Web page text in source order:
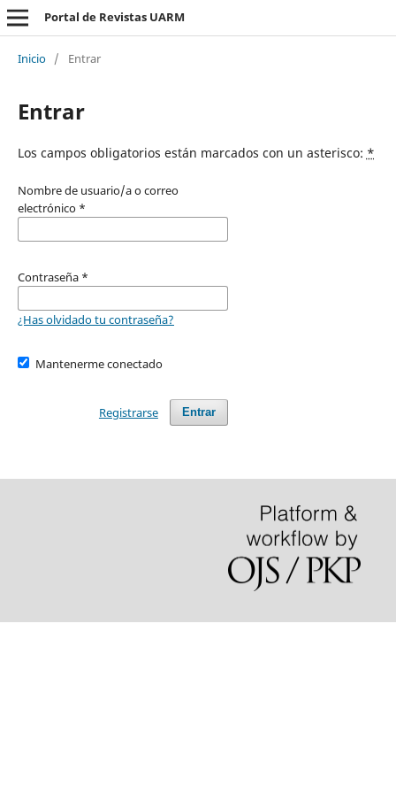
Portal de Revistas UARM
Inicio / Entrar
Entrar
Los campos obligatorios están marcados con un asterisco: *
Nombre de usuario/a o correo
electrónico *
Contraseña *
¿Has olvidado tu contraseña?
Mantenerme conectado
Entrar
Registrarse